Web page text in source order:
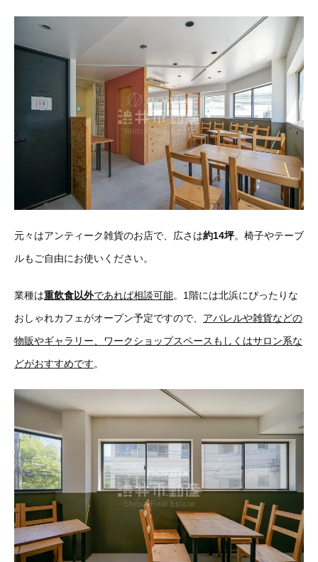
元々はアンティーク雑貨のお店で、広さは約14坪。椅子やテーブ
ルもご自由にお使いください。
業種は重飲食以外であれば相談可能。1階には北浜にぴったりな
おしゃれカフェがオープン予定ですので、 アパレルや雑貨などの
物販やギャラリー、ワークショップスペースもしくはサロン系な
どがおすすめです。